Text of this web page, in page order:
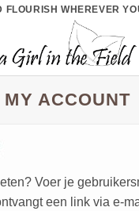
FLOURISH WHEREVER
MY ACCOUNT
Voer je
een link via e-